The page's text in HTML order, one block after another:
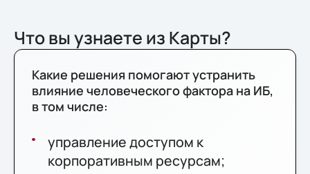
Что вы узнаете из Карты?
Какие решения помогают устранить
влияние человеческого фактора на ИБ,
в том числе:
управление доступом к
корпоративным ресурсам;